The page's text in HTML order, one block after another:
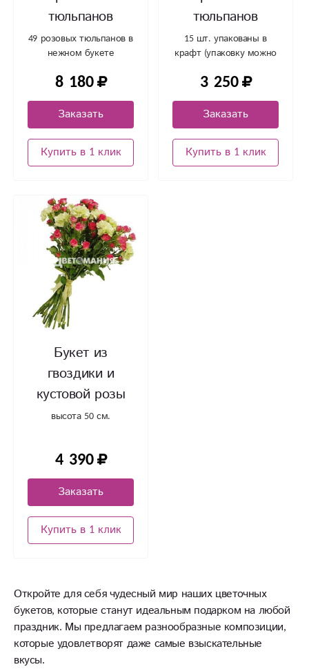
тюльпанов
49 розовых тюльпанов в
нежном букете
8 180
Заказать
Купить в 1 клик
тюльпанов
15 шт. упакованы в
крафт (упаковку можно
другой цвет)
3 250
Заказать
Купить в 1 клик
Букет из
гвоздики и
кустовой розы
высота 50 см.
4 390
Заказать
Купить в 1 клик
Откройте для себя чудесный мир наших цветочных
букетов, которые станут идеальным подарком на любой
праздник. Мы предлагаем разнообразные композиции,
которые удовлетворят даже самые взыскательные
вкусы.